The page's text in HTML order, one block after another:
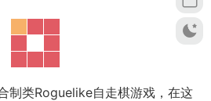
制类Roguelike自走棋游戏，在这